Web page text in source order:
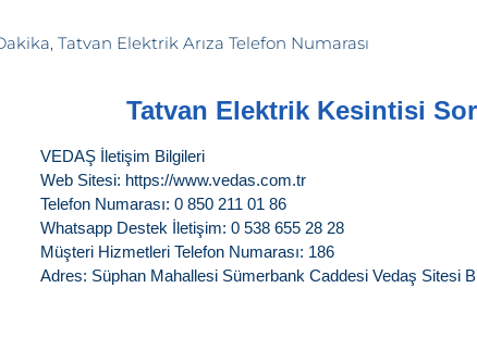
Tatvan Elektrik Kesintisi
VEDAŞ İletişim Bilgileri
Web Sitesi: https://www.vedas.com.tr
Telefon Numarası: 0 850 211 01 86
Whatsapp Destek İletişim: 0 538 655 28 28
Müşteri Hizmetleri Telefon Numarası: 186
Adres: Süphan Mahallesi Sümerbank Caddesi Vedaş Sitesi